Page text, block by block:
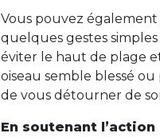
Vous pouvez
quelques gestes simples
éviter le haut de plage
oiseau semble blessé ou
de vous détourner de
En soutenant